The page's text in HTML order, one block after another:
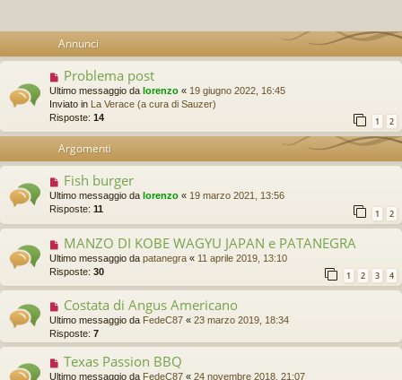
Annunci
Problema post
Ultimo messaggio da lorenzo « 19 giugno 2022, 16:45
Inviato in La Verace (a cura di Sauzer)
Risposte: 14 1 2
Argomenti
Fish burger
Ultimo messaggio da lorenzo « 19 marzo 2021, 13:56
Risposte: 11 1 2
MANZO DI KOBE WAGYU JAPAN e PATANEGRA
Ultimo messaggio da patanegra « 11 aprile 2019, 13:10
Risposte: 30 1 2 3 4
Costata di Angus Americano
Ultimo messaggio da FedeC87 « 23 marzo 2019, 18:34
Risposte: 7
Texas Passion BBQ
Ultimo messaggio da FedeC87 « 24 novembre 2018, 21:07